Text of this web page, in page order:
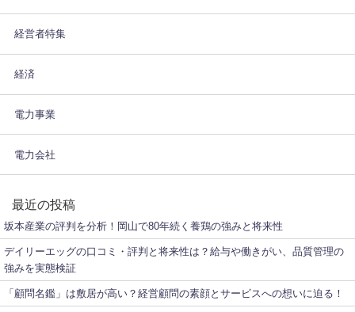
経営者特集
経済
電力事業
電力会社
最近の投稿
坂本産業の評判を分析！岡山で80年続く養鶏の強みと将来性
デイリーエッグの口コミ・評判と将来性は？給与や働きがい、品質管理の
強みを実態検証
「顧問名鑑」は敷居が高い？経営顧問の素顔とサービスへの想いに迫る！